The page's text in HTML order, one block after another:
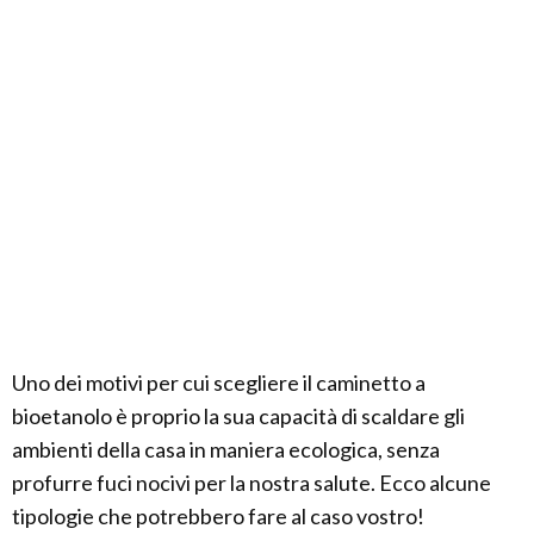
Uno dei motivi per cui scegliere il caminetto a
bioetanolo è proprio la sua capacità di scaldare gli
ambienti della casa in maniera ecologica, senza
profurre fuci nocivi per la nostra salute. Ecco alcune
tipologie che potrebbero fare al caso vostro!